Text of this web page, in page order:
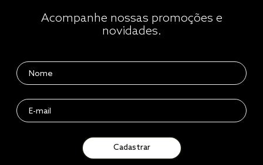
Acompanhe nossas promoções e
novidades.
Cadastrar